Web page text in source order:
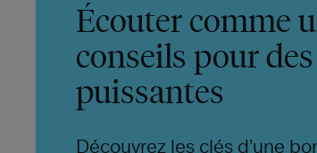
Écouter comme
conseils pour
puissantes
Découvrez les clés d’une